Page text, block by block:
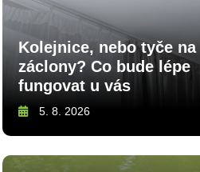
Kolejnice, nebo tyče na
záclony? Co bude lépe
fungovat u vás
5. 8. 2026